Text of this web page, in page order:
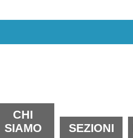
CHI
SIAMO
SEZIONI